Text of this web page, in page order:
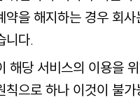
약을 해지하는 경우 회
니다.
해당 서비스의 이용을
칙으로 하나 이것이 불